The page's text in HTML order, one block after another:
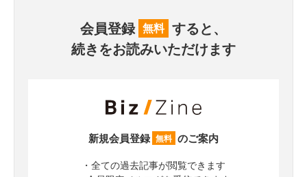
会員登録 無料 すると、
続きをお読みいただけます
新規会員登録 無料 のご案内
・全ての過去記事が閲覧できます